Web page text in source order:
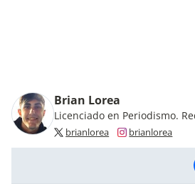
Brian Lorea
Licenciado en Periodismo.
brianlorea brianlorea